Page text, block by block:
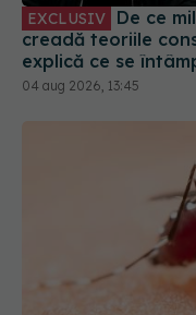
Virusul West Nile,
ani. Alte două